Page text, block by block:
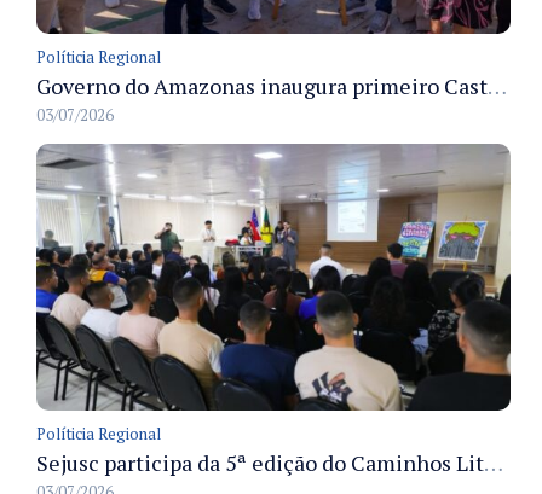
Políticia Regional
Governo do Amazonas inaugura primeiro Castramóvel Fluvial para atendimento veterinário às comunidades ribeirinhas e castração gratuita
03/07/2026
Políticia Regional
Sejusc participa da 5ª edição do Caminhos Literários com foco na cultura hip-hop nas unidades socioeducativas